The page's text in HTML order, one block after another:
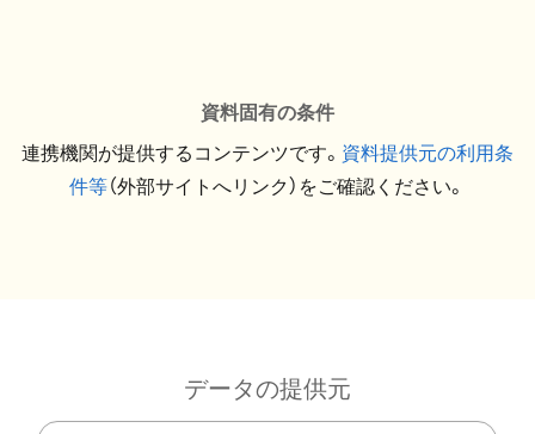
資料固有の条件
連携機関が提供するコンテンツです。 資料提供元の利用条
件等（外部サイトへリンク）をご確認ください。
データの提供元